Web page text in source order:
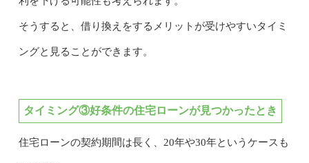
そうすると、借り換えをするメリットが受けやすいタイミ
ングと見ることができます。
タイミング③好条件の住宅ローンが見つかったとき
住宅ローンの契約期間は長く、20年や30年というケースも